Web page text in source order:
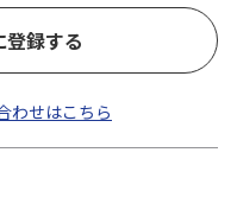
録する
わせはこちら